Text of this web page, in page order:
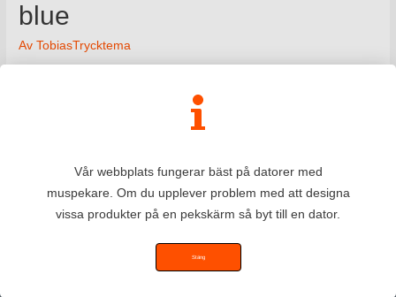
Vår webbplats fungerar bäst på datorer med
muspekare. Om du upplever problem med att designa
vissa produkter på en pekskärm så byt till en dator.
Stäng
blue
Av TobiasTrycktema
Copyright © - 2026 Trycktema- Alla rättigheter reserverade.
⭐⭐⭐⭐⭐